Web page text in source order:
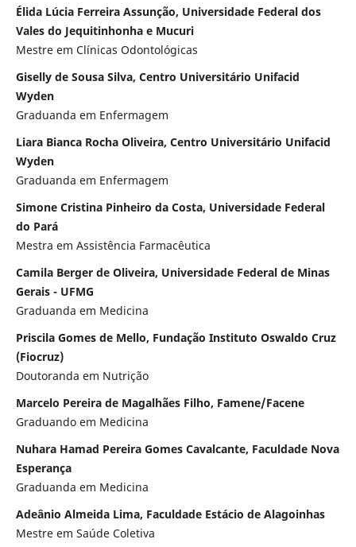
Élida Lúcia Ferreira Assunção, Universidade Federal dos
Vales do Jequitinhonha e Mucuri
Mestre em Clínicas Odontológicas
Giselly de Sousa Silva, Centro Universitário Unifacid
Wyden
Graduanda em Enfermagem
Liara Bianca Rocha Oliveira, Centro Universitário Unifacid
Wyden
Graduanda em Enfermagem
Simone Cristina Pinheiro da Costa, Universidade Federal
do Pará
Mestra em Assistência Farmacêutica
Camila Berger de Oliveira, Universidade Federal de Minas
Gerais - UFMG
Graduanda em Medicina
Priscila Gomes de Mello, Fundação Instituto Oswaldo Cruz
(Fiocruz)
Doutoranda em Nutrição
Marcelo Pereira de Magalhães Filho, Famene/Facene
Graduando em Medicina
Nuhara Hamad Pereira Gomes Cavalcante, Faculdade Nova
Esperança
Graduanda em Medicina
Adeânio Almeida Lima, Faculdade Estácio de Alagoinhas
Mestre em Saúde Coletiva